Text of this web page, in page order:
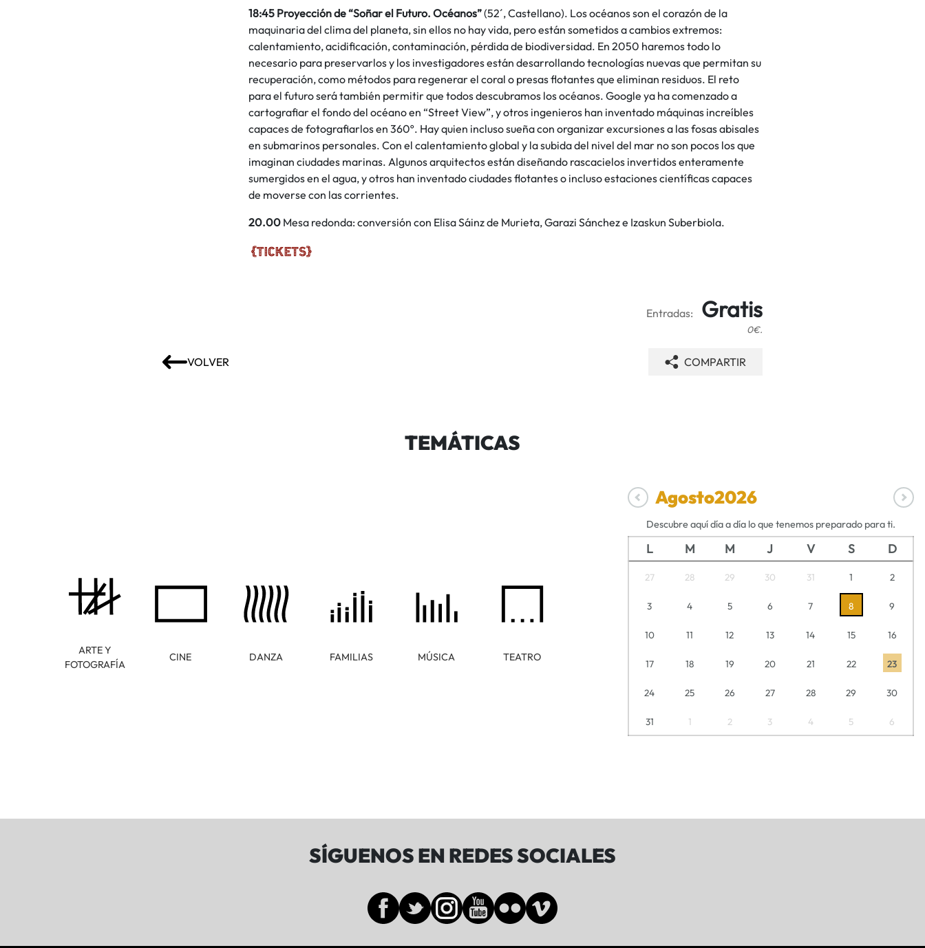
18:45 Proyección de “Soñar el Futuro. Océanos”(52´, Castellano). Los océanos son el corazón de la
maquinaria del clima del planeta, sin ellos no hay vida, pero están sometidos a cambios extremos:
calentamiento, acidificación, contaminación, pérdida de biodiversidad. En 2050 haremos todo lo
necesario para preservarlos y los investigadores están desarrollando tecnologías nuevas que permitan su
recuperación, como métodos para regenerar el coral o presas flotantes que eliminan residuos. El reto
para el futuro será también permitir que todos descubramos los océanos. Google ya ha comenzado a
cartografiar el fondo del océano en “Street View”, y otros ingenieros han inventado máquinas increíbles
capaces de fotografiarlos en 360º. Hay quien incluso sueña con organizar excursiones a las fosas abisales
en submarinos personales. Con el calentamiento global y la subida del nivel del mar no son pocos los que
imaginan ciudades marinas. Algunos arquitectos están diseñando rascacielos invertidos enteramente
sumergidos en el agua, y otros han inventado ciudades flotantes o incluso estaciones científicas capaces
de moverse con las corrientes.
20.00 Mesa redonda: conversión con Elisa Sáinz de Murieta, Garazi Sánchez e Izaskun Suberbiola.
Entradas: Gratis
0€.
VOLVER COMPARTIR
TEMÁTICAS
ARTE Y
FOTOGRAFÍA
CINE DANZA FAMILIAS MÚSICA TEATRO
Agosto2026
Descubre aquí día a día lo que tenemos preparado para ti.
L M M J V S D
27 28 29 30 31 1 2
3 4 5 6 7 8 9
10 11 12 13 14 15 16
17 18 19 20 21 22 23
24 25 26 27 28 29 30
31 1 2 3 4 5 6
SÍGUENOS EN REDES SOCIALES